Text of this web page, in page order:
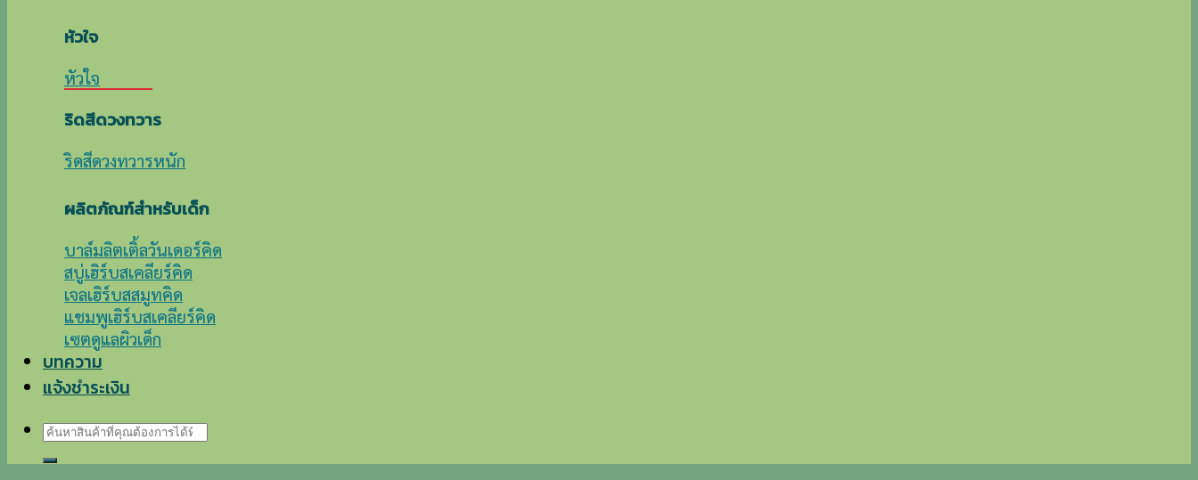
หัวใจ
หัวใจ
ริดสีดวงทวาร
ริดสีดวงทวารหนัก
ผลิตภัณฑ์สำหรับเด็ก
บาล์มลิตเติ้ลวันเดอร์คิด
สบู่เฮิร์บสเคลียร์คิด
เจลเฮิร์บสสมูทคิด
แชมพูเฮิร์บสเคลียร์คิด
เซตดูแลผิวเด็ก
บทความ
แจ้งชำระเงิน
ค้นหา: